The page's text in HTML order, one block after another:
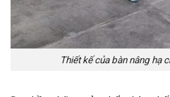
Thiết kế của bàn nâng hạ